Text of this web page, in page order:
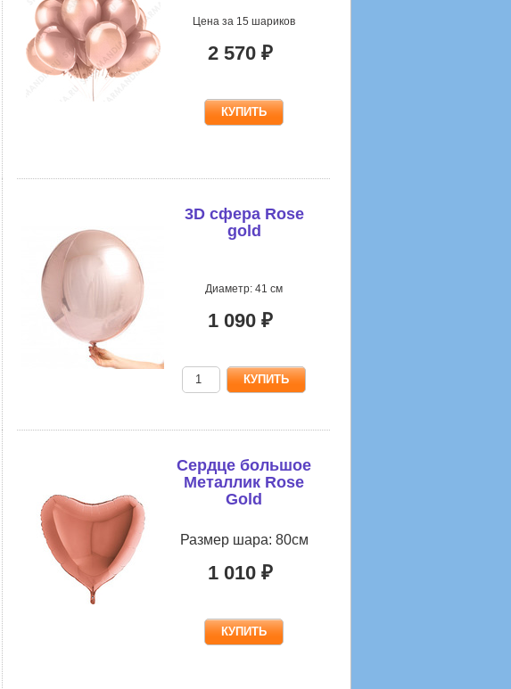
Цена за 15 шариков
2 570 ₽
3D сфера Rose
gold
Диаметр: 41 см
1 090 ₽
Сердце большое
Металлик Rose
Gold
Размер шара: 80см
1 010 ₽